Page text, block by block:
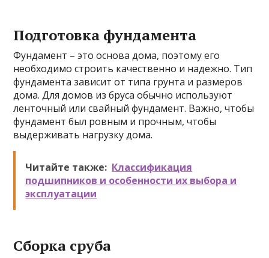
Подготовка фундамента
Фундамент – это основа дома, поэтому его
необходимо строить качественно и надежно. Тип
фундамента зависит от типа грунта и размеров
дома. Для домов из бруса обычно используют
ленточный или свайный фундамент. Важно, чтобы
фундамент был ровным и прочным, чтобы
выдерживать нагрузку дома.
Читайте также: Классификация
подшипников и особенности их выбора и
эксплуатации
Сборка сруба